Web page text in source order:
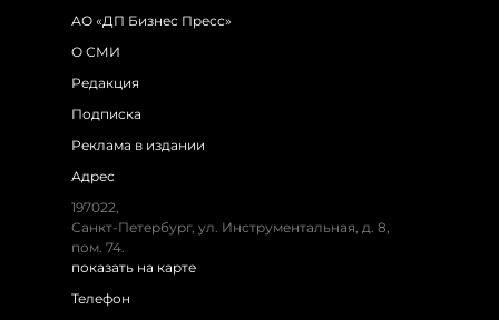
АО «ДП Бизнес Пресс»
О СМИ
Редакция
Подписка
Реклама в издании
Адрес
197022,
Санкт-Петербург, ул. Инструментальная, д. 8,
пом. 74.
показать на карте
Телефон